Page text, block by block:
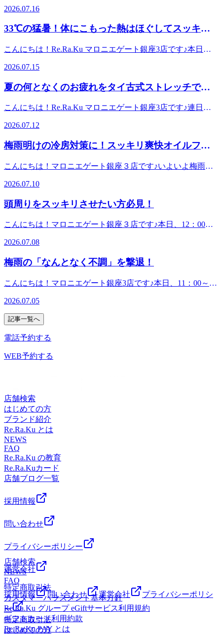
ます。本日もまだお時間の枠に空きがございます！足元に気
心よりお待ちしております♪
フットケア】です！足裏の反射区をじんわり刺激しながら、
オイルを使って足首からふくらはぎにかけて丁寧にほぐして
いきます。滞りがちな血行やリンパの流れを促し、溜まった
老廃物の排出をサポートすることで、施術後は足が驚くほど
軽やかに！３０分で足裏、４０分でふくらはぎも！、６０分
りから選べるので、今日の気分に合わせてお選びください♪
リフレッシュに、ぜひオイルフットケアをお試しください♪
ます！
「なんか起きても身体が重だるい…」「疲れが取れにく
い…」と感じていませんか？実は、湿気による気圧の変化や
冷房による冷えは、自律神経を乱し、お身体をこわばらせる
まりやすくなり、お身体の循環も滞りがちになってしまいま
す。そこでおすすめなのが、Re.Ra.Kuの「ほぐし＆ストレッ
にしっかりストレッチすることで、血行が促されて全身の巡
りがスムーズになります。今のうちからお身体の巡りを整え
ておくことで、内側からの「3ヶ月後の健やかな身体の生ま
汗に負けない、すっきり軽いお身体」を目指して、ぜひ一度
だけではなく、未来の自分の為に今からケアをしていきまし
ます！
2026.07.16
33℃の猛暑！体にこもった熱はほぐしてスッキ
こんにちは！Re.Ra.Ku マロニエゲート銀座3店です♪本日も
き出しますが、冷房の効いた室内に入ると一気に体が冷え、
自律神経が乱れやすくなります。「なんだか体が重だる
い…」「夜、寝苦しくて疲れが取れない…」そんな不調を感
温調節がうまくできなくなり、体内に「熱がこもった状態」
になりやすいのです。熱がこもると筋肉が緊張し、肩こりや
きこそ、当店の「ストレッチ＆ボディケア」で心身をほぐし
ませんか？固まった肩甲骨まわりを中心にしっかりほぐすこ
とで、血行が促進され、体に溜まった熱や老廃物の排出を促
熱がスッキリ抜けていくような心地よさを実感していただけ
ださい。皆様のご来店を、スタッフ一同心よりお待ちしてお
2026.07.15
夏の何となくのお疲れをタイ古式ストレッチです
こんにちは！Re.Ra.Ku マロニエゲート銀座3店です♪連日、
こそおすすめなのが、ゆったりとしたストレッチで全身を伸
ばす タイ古式ストレッチ。呼吸が深まり、滞りやすい巡り
がスッと整うので、暑さによる疲労感のリセットにぴったり
なっております。ご希望の時間帯がある方は、ぜひ オンラ
イン予約 をご利用ください。リアルタイムで空き状況をご
を感じたら、ぜひマロニエゲート銀座3店で身体を整えにい
らしてください。皆さまのご来店を心よりお待ちしておりま
す。
2026.07.12
梅雨明けの冷房対策に！スッキリ爽快オイルフッ
こんにちは！マロニエゲート銀座３店です♪いよいよ梅雨が
すが、室内に入ると「冷房が効きすぎていて寒い…」と感じ
ることはありませんか？実は、夏の冷房は足元を急激に冷や
してしまいます。足元が冷えると血行が滞り、だるさや重
やだるさでお悩みの方におすすめなのが、当店の「オイルフ
ットケア」です！足裏の反射区を刺激したあと、ふくらはぎ
固まった筋肉をほぐし、血行を促進することで、施術後は驚
くほど足元がポカポカと軽くなりますよ。立ち仕事やデスク
ワークで足のむくみが気になる方はもちろん、なんとなく体
快な足元で、この夏を元気に乗り切りましょう！皆様のご来
2026.07.10
頭周りをスッキリさせたい方必見！
こんにちは！マロニエゲート銀座３店です♪本日、12：00～
今年は去年に比べると気温が下がっていますが代りに蒸し暑
い日が続いていますね💦気温が高くなくても身体の水分はな
くなっていくので水分補給を小まめにするようにしましょ
ッドスパ爽快ヘッドスパは通常のヘッドスパに炭酸泡を付け
て施術をする暑い日に特化しているオプションメニュー！セ
ットコースはボディorフットケアに組み合わせて受けれるコ
ースです！－5度の炭酸泡を頭につけて施術をすることでよ
り血行が良くなり頭や目の周りがとってもスッキリします♪
今までヘッドスパを受けた事のある方はもちろん、初めての
分から受けられるのでお仕事の合間やお出かけの休憩がてら
2026.07.08
梅雨の「なんとなく不調」を撃退！
こんにちは！マロニエゲート銀座3店です♪本日、11：00～
日・祝は予約が埋まりやすくなっておりますので、オンライ
ンからのご予約を推奨いたします。最近、雨が続いて『体が
重だるい』『頭がすっきりしない』と感じる事はありません
か？実は梅雨の低気圧や高湿度は、自律神経を乱し、血行不
『なんとなく不調』には、当店のストレッチ＆ボディケアが
しますよ！実際にご来店されたお客様からも、「頭が重かっ
たけど、施術後は視界までスッキリした！」「体が軽くなっ
て、どんよりした気分も軽くなった！」と、嬉しいお声をた
くさんいただいております♪雨の日はお出かけもおっくうに
なりがちですが、銀座でのショッピング合間や会社帰りに、
心と身体をリフレッシュしにきませんか？
2026.07.05
記事一覧へ
電話予約する
WEB予約する
店舗検索
はじめての方
ブランド紹介
Re.Ra.Ku とは
NEWS
FAQ
Re.Ra.Ku の教育
Re.Ra.Kuカード
店舗ブログ一覧
採用情報
問い合わせ
プライバシーポリシー
運営会社
特定商取引法
カスタマーハラスメント基本方針
Re.Ra.Ku グループ eGiftサービス利用規約
ギフトカード利用約款
Re.Ra.Ku PAY とは
店舗検索
NEWS
FAQ
採用情報
問い合わせ 運営会社
プライバシーポリシ
ー
特定商取引法
はじめての方